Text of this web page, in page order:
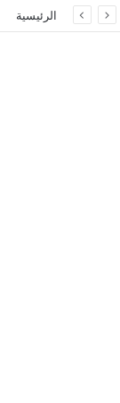
الرئيسية